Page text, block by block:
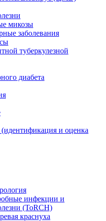
микозы
заболевания
туберкулезной
диабета
и оценка
инфекции и
(ToRCH)
краснуха